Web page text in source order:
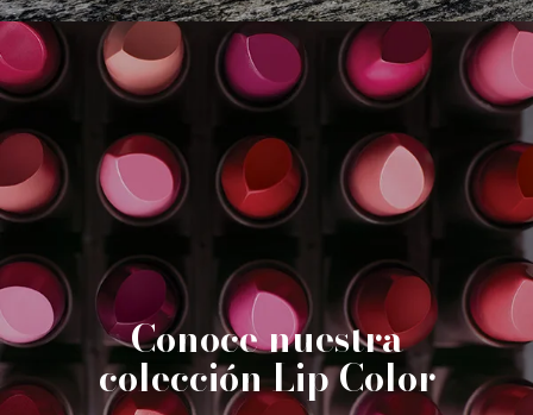
Conoce nuestra
colección Lip Color